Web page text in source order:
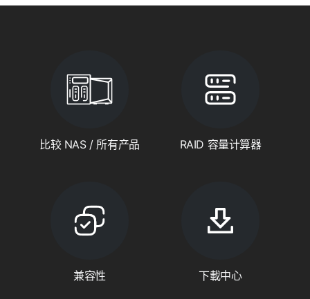
比较 NAS / 所有产品 RAID 容量计算器
兼容性 下載中心